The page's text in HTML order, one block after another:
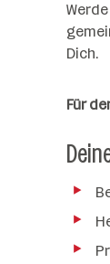
n
e
r
i
t
e
*
n
n
e
a
n
r
t
e
Dich.
Für